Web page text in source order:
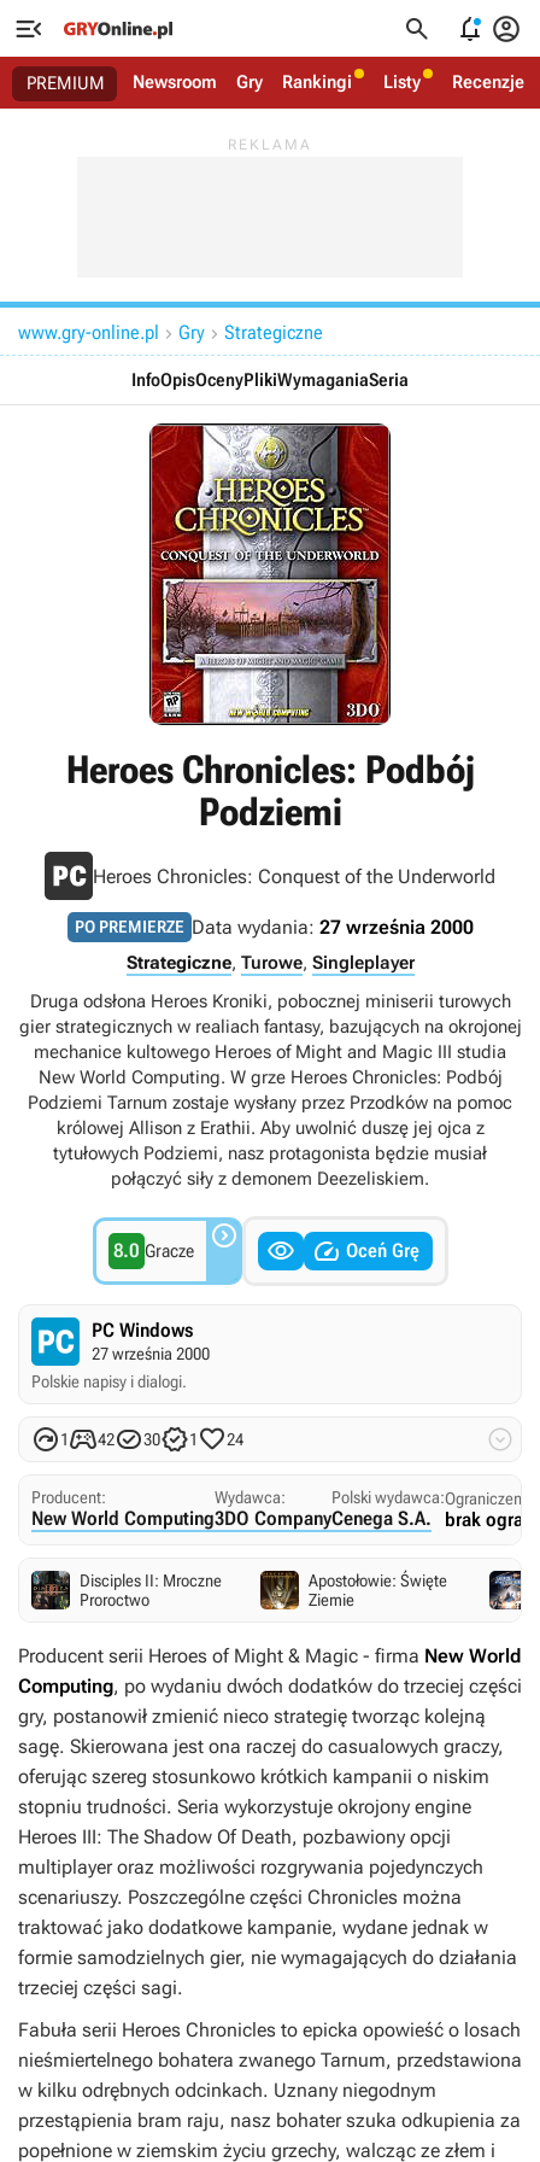
   
PREMIUM Newsroom Gry Rankingi Listy Recenzje
www.gry-online.pl  Gry  Strategiczne
InfoOpisOcenyPlikiWymaganiaSeria
Heroes Chronicles: Podbój
Podziemi
Heroes Chronicles: Conquest of the Underworld
PO PREMIERZE Data wydania: 27 września 2000
Strategiczne, Turowe, Singleplayer
Druga odsłona Heroes Kroniki, pobocznej miniserii turowych
gier strategicznych w realiach fantasy, bazujących na okrojonej
mechanice kultowego Heroes of Might and Magic III studia
New World Computing. W grze Heroes Chronicles: Podbój
Podziemi Tarnum zostaje wysłany przez Przodków na pomoc
królowej Allison z Erathii. Aby uwolnić duszę jej ojca z
tytułowych Podziemi, nasz protagonista będzie musiał
połączyć siły z demonem Deezeliskiem.
8.0 Gracze    Oceń Grę
PC Windows
27 września 2000
Polskie napisy i dialogi.
142301 24 
Producent:
New World Computing
Wydawca:
3DO Company
Polski wydawca:
Cenega S.A.
Ograniczenia
brak
Disciples II: Mroczne
Proroctwo
Apostołowie: Święte
Ziemie
Producent serii Heroes of Might & Magic - firma New World
Computing, po wydaniu dwóch dodatków do trzeciej części
gry, postanowił zmienić nieco strategię tworząc kolejną
sagę. Skierowana jest ona raczej do casualowych graczy,
oferując szereg stosunkowo krótkich kampanii o niskim
stopniu trudności. Seria wykorzystuje okrojony engine
Heroes III: The Shadow Of Death, pozbawiony opcji
multiplayer oraz możliwości rozgrywania pojedynczych
scenariuszy. Poszczególne części Chronicles można
traktować jako dodatkowe kampanie, wydane jednak w
formie samodzielnych gier, nie wymagających do działania
trzeciej części sagi.
Fabuła serii Heroes Chronicles to epicka opowieść o losach
nieśmiertelnego bohatera zwanego Tarnum, przedstawiona
w kilku odrębnych odcinkach. Uznany niegodnym
przestąpienia bram raju, nasz bohater szuka odkupienia za
popełnione w ziemskim życiu grzechy, walcząc ze złem i